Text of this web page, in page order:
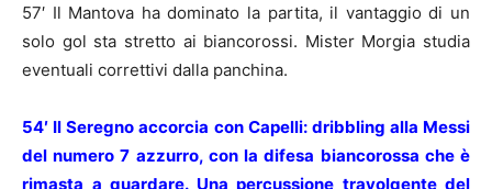
57′ Il Mantova ha dominato la partita, il vantaggio di un
solo gol sta stretto ai biancorossi. Mister Morgia studia
eventuali correttivi dalla panchina.
54′ Il Seregno accorcia con Capelli: dribbling alla Messi
del numero 7 azzurro, con la difesa biancorossa che è
rimasta a guardare. Una percussione travolgente del